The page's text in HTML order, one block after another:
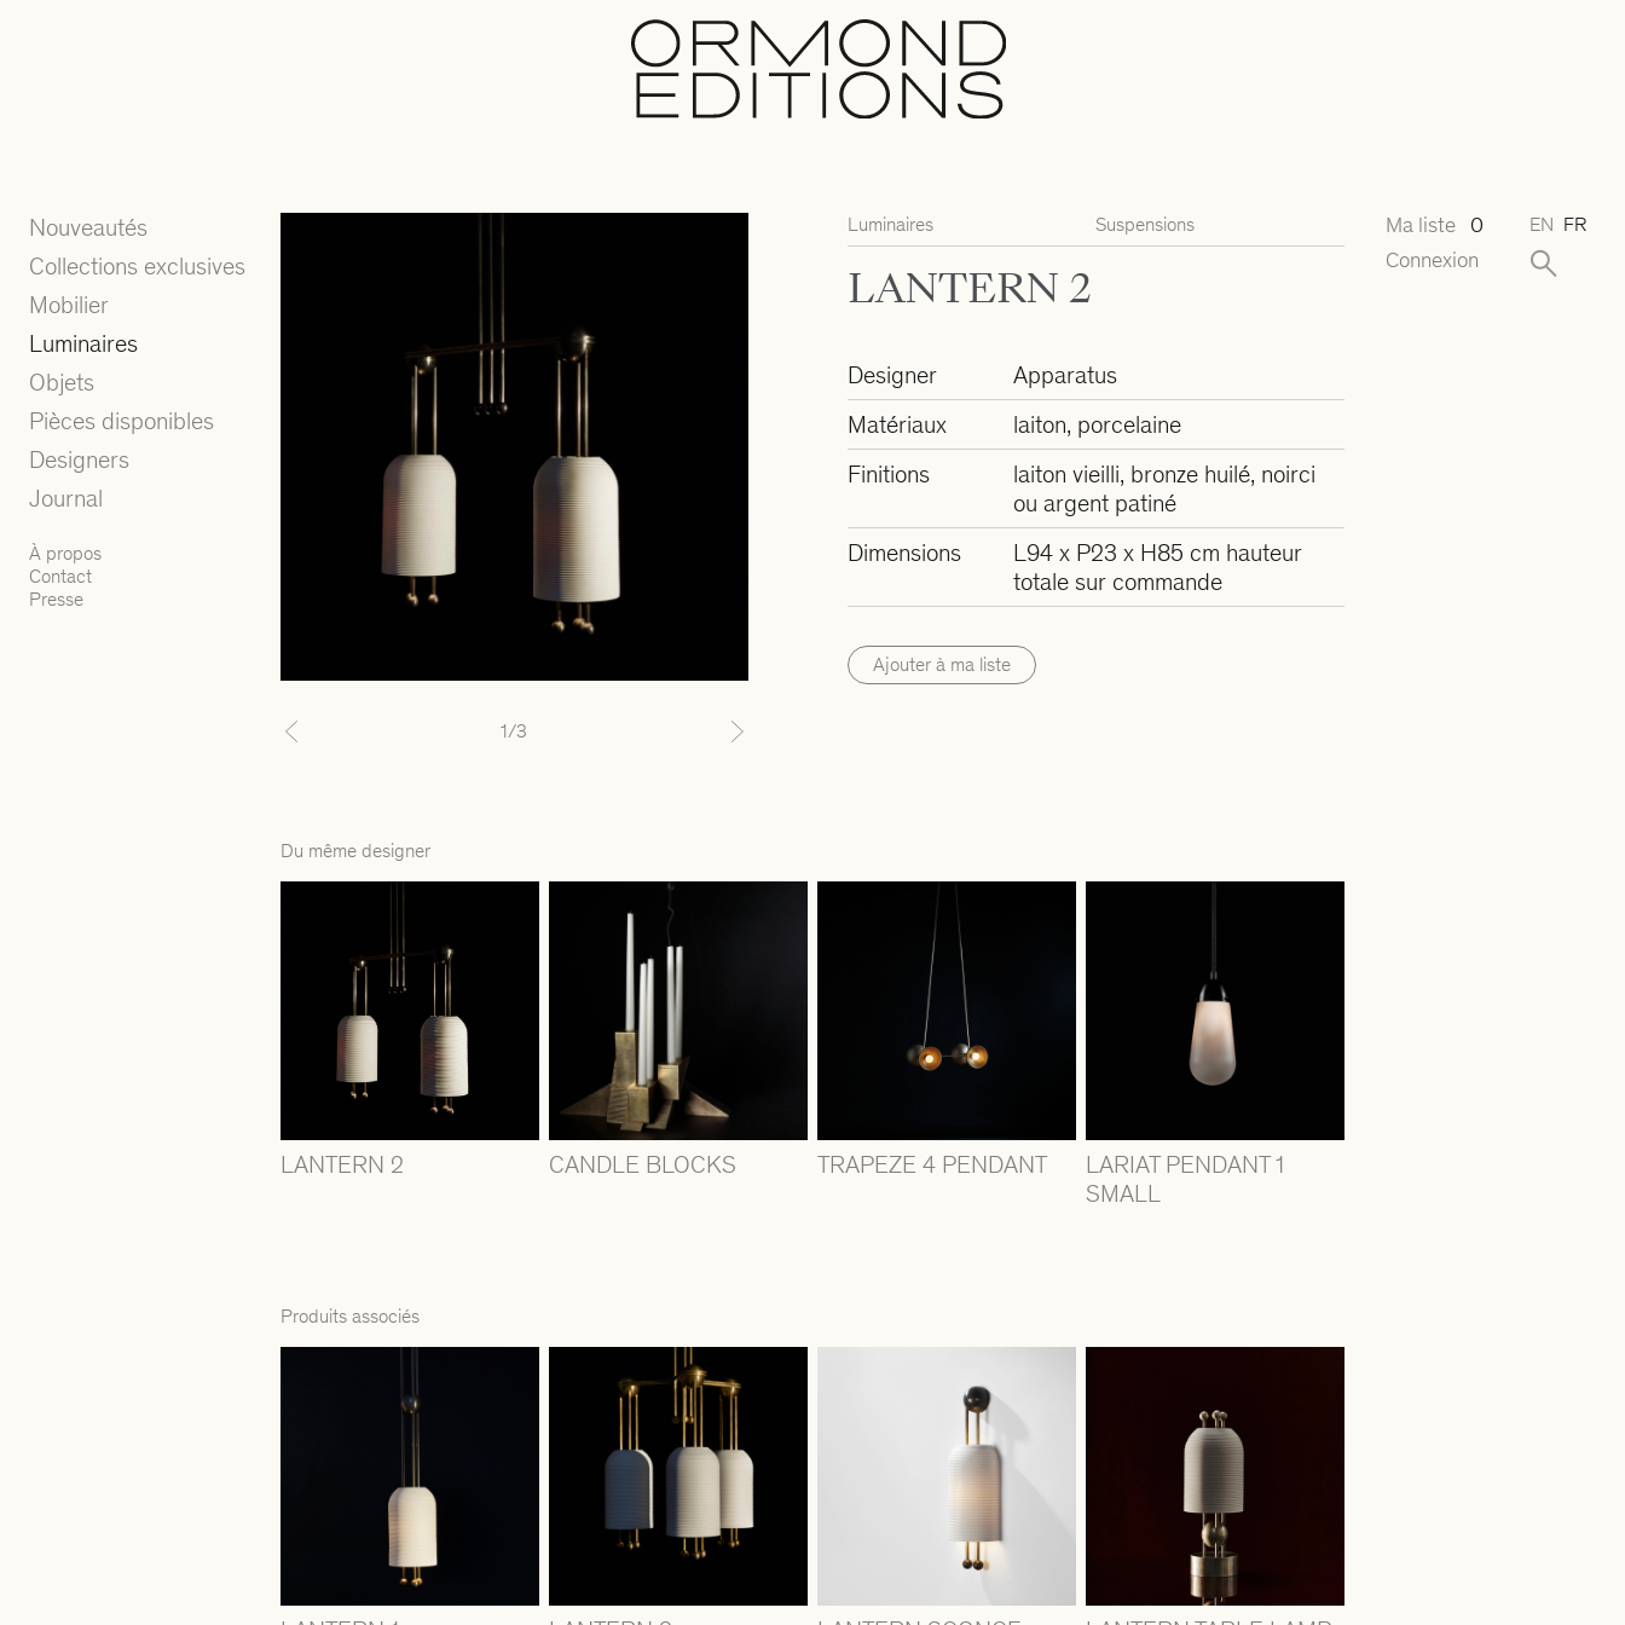
Nouveautés
Collections exclusives
Mobilier
Luminaires
Objets
Pièces disponibles
Designers
Journal
À propos
Contact
Presse
Previous 1/3
Luminaires Suspensions
LANTERN 2
Designer
Apparatus
Matériaux
laiton, porcelaine
Finitions
laiton vieilli, bronze huilé, noirci
ou argent patiné
Dimensions
L94 x P23 x H85 cm hauteur
totale sur commande
Ajouter à ma liste
Du même designer
LANTERN 2 CANDLE BLOCKS TRAPEZE 4 PENDANT
LARIAT PENDANT 1
SMALL
Produits associés
Ma liste 0
Connexion
EN FR